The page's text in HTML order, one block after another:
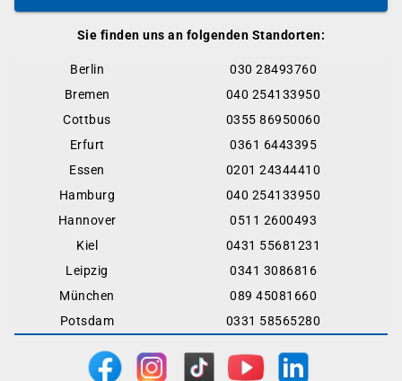
Sie finden uns an folgenden Standorten:
Berlin
030 28493760
Bremen
040 254133950
Cottbus
0355 86950060
Erfurt
0361 6443395
Essen
0201 24344410
Hamburg
040 254133950
Hannover
0511 2600493
Kiel
0431 55681231
Leipzig
0341 3086816
München
089 45081660
Potsdam
0331 58565280